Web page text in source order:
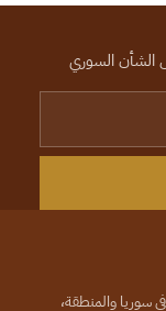
الشأن السوري
سوريا والمنطقة،